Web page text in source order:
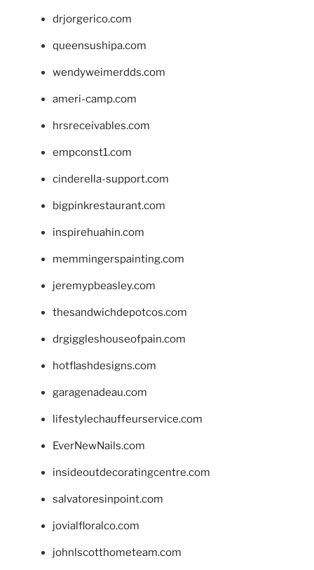
drjorgerico.com
queensushipa.com
wendyweimerdds.com
ameri-camp.com
hrsreceivables.com
empconst1.com
cinderella-support.com
bigpinkrestaurant.com
inspirehuahin.com
memmingerspainting.com
jeremypbeasley.com
thesandwichdepotcos.com
drgiggleshouseofpain.com
hotflashdesigns.com
garagenadeau.com
lifestylechauffeurservice.com
EverNewNails.com
insideoutdecoratingcentre.com
salvatoresinpoint.com
jovialfloralco.com
johnlscotthometeam.com